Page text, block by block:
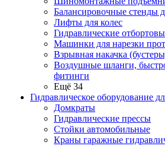
Балансировочные стенды
Лифты для колес
Гидравлические
Машинки для нарезки
Взрывная накачка
Воздушные шланги,
фитинги
Ещё 34
Гидравлическое оборудование
Домкраты
Гидравлические прессы
Стойки автомобильные
Краны гаражные